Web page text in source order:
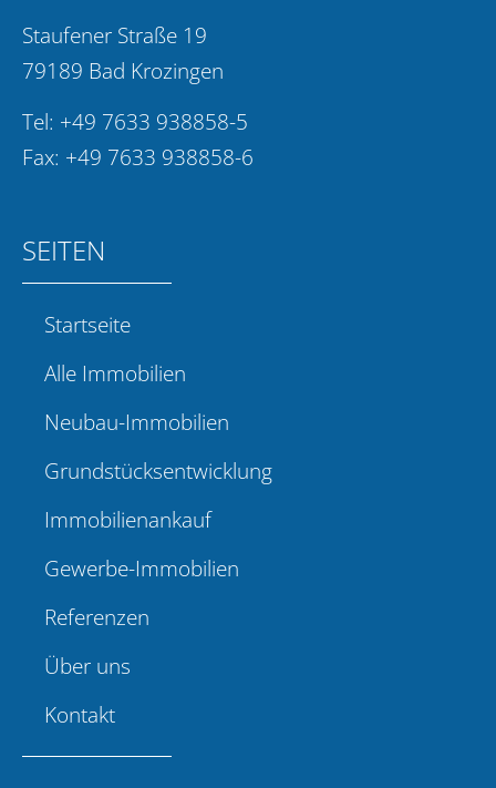
Staufener Straße 19
79189 Bad Krozingen
Tel: +49 7633 938858-5
Fax: +49 7633 938858-6
SEITEN
Startseite
Alle Immobilien
Neubau-Immobilien
Grundstücksentwicklung
Immobilienankauf
Gewerbe-Immobilien
Referenzen
Über uns
Kontakt